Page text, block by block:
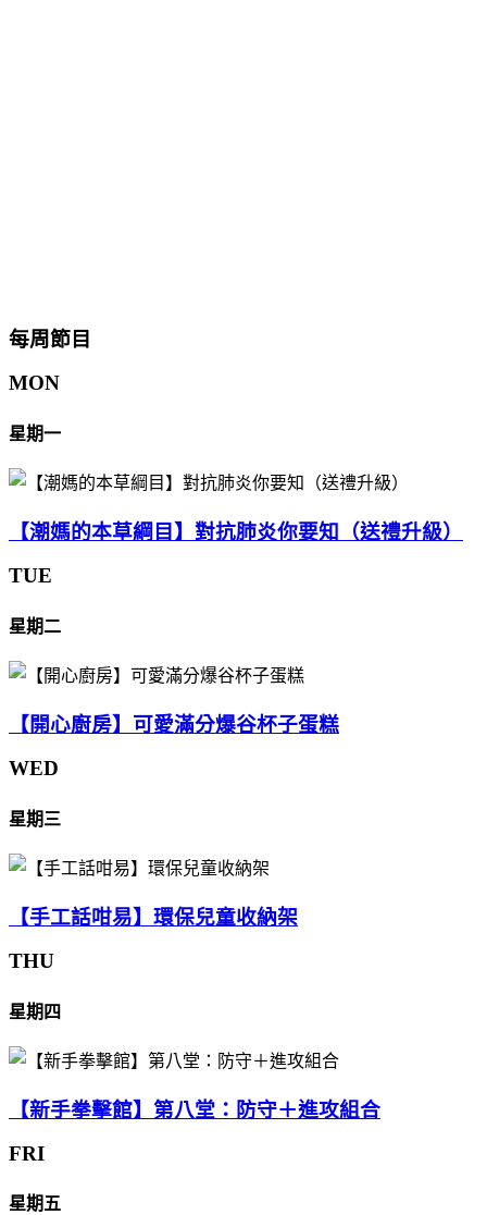
每周節目
MON
星期一
【潮媽的本草綱目】對抗肺炎你要知（送禮升級）
TUE
星期二
【開心廚房】可愛滿分爆谷杯子蛋糕
WED
星期三
【手工話咁易】環保兒童收納架
THU
星期四
【新手拳擊館】第八堂：防守＋進攻組合
FRI
星期五